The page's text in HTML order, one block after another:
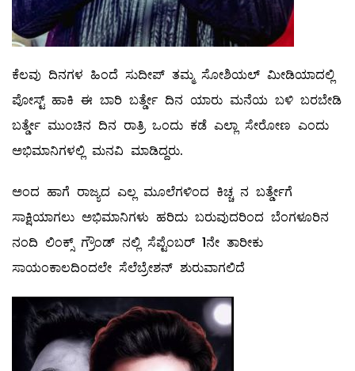
ಕೆಲವು ದಿನಗಳ ಹಿಂದೆ ಸುದೀಪ್ ತಮ್ಮ ಸೋಶಿಯಲ್ ಮೀಡಿಯಾದಲ್ಲಿ
ಪೋಸ್ಟ್ ಹಾಕಿ ಈ ಬಾರಿ ಬರ್ತ್ಡೇ ದಿನ ಯಾರು ಮನೆಯ ಬಳಿ ಬರಬೇಡಿ
ಬರ್ತ್ಡೇ ಮುಂಚಿನ ದಿನ ರಾತ್ರಿ ಒಂದು ಕಡೆ ಎಲ್ಲಾ ಸೇರೋಣ ಎಂದು
ಅಭಿಮಾನಿಗಳಲ್ಲಿ ಮನವಿ ಮಾಡಿದ್ದರು.
ಅಂದ ಹಾಗೆ ರಾಜ್ಯದ ಎಲ್ಲ ಮೂಲೆಗಳಿಂದ ಕಿಚ್ಚ ನ ಬರ್ತ್ಡೇಗೆ
ಸಾಕ್ಷಿಯಾಗಲು ಅಭಿಮಾನಿಗಳು ಹರಿದು ಬರುವುದರಿಂದ ಬೆಂಗಳೂರಿನ
ನಂದಿ ಲಿಂಕ್ಸ್ ಗ್ರೌಂಡ್ ನಲ್ಲಿ ಸೆಪ್ಟೆಂಬರ್ 1ನೇ ತಾರೀಕು
ಸಾಯಂಕಾಲದಿಂದಲೇ ಸೆಲೆಬ್ರೇಶನ್ ಶುರುವಾಗಲಿದೆ